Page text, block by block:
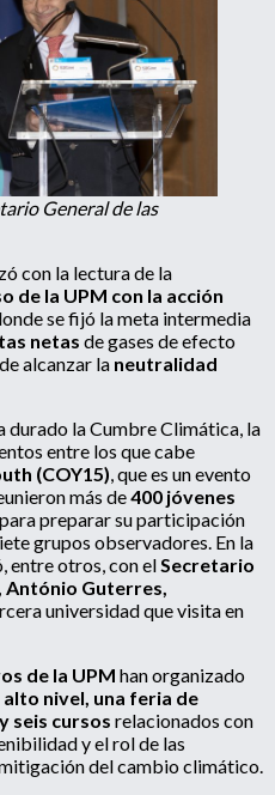
General de las
con la lectura de la
de la UPM con la acción
se fijó la meta intermedia
netas de gases de efecto
alcanzar la neutralidad
durado la Cumbre Climática, la
entre los que cabe
(COY15), que es un evento
más de400 jóvenes
para preparar su participación
grupos observadores. En la
entre otros, con elSecretario
António Guterres,
universidad que visita en
de la UPM han organizado
nivel, una feria de
seis cursos relacionados con
y el rol de las
del cambio climático.